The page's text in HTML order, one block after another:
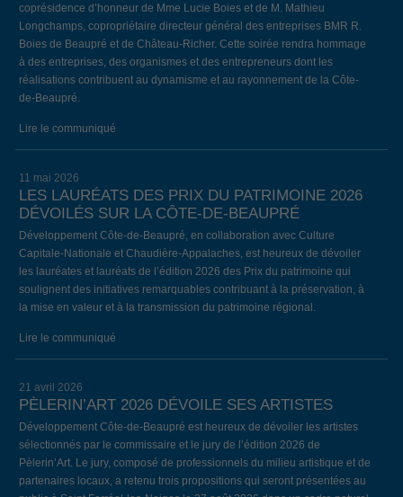
coprésidence d’honneur de Mme Lucie Boies et de M. Mathieu
Longchamps, copropriétaire directeur général des entreprises BMR R.
Boies de Beaupré et de Château-Richer. Cette soirée rendra hommage
à des entreprises, des organismes et des entrepreneurs dont les
réalisations contribuent au dynamisme et au rayonnement de la Côte-
de-Beaupré.
Lire le communiqué
11 mai 2026
LES LAURÉATS DES PRIX DU PATRIMOINE 2026
DÉVOILÉS SUR LA CÔTE-DE-BEAUPRÉ
Développement Côte-de-Beaupré, en collaboration avec Culture
Capitale-Nationale et Chaudière-Appalaches, est heureux de dévoiler
les lauréates et lauréats de l’édition 2026 des Prix du patrimoine qui
soulignent des initiatives remarquables contribuant à la préservation, à
la mise en valeur et à la transmission du patrimoine régional.
Lire le communiqué
21 avril 2026
PÈLERIN’ART 2026 DÉVOILE SES ARTISTES
Développement Côte-de-Beaupré est heureux de dévoiler les artistes
sélectionnés par le commissaire et le jury de l’édition 2026 de
Pèlerin’Art. Le jury, composé de professionnels du milieu artistique et de
partenaires locaux, a retenu trois propositions qui seront présentées au